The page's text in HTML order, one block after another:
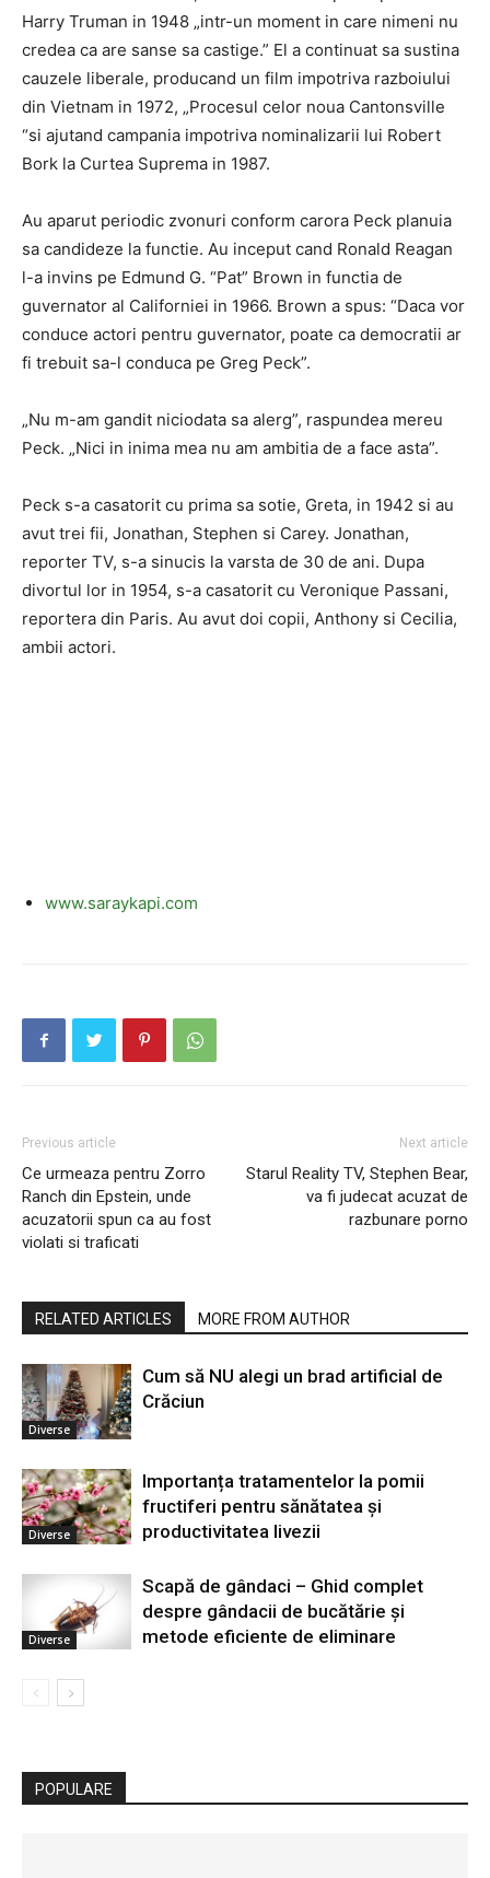
Harry Truman in 1948 „intr-un moment in care nimeni nu
credea ca are sanse sa castige.” El a continuat sa sustina
cauzele liberale, producand un film impotriva razboiului
din Vietnam in 1972, „Procesul celor noua Cantonsville
“si ajutand campania impotriva nominalizarii lui Robert
Bork la Curtea Suprema in 1987.
Au aparut periodic zvonuri conform carora Peck planuia
sa candideze la functie. Au inceput cand Ronald Reagan
l-a invins pe Edmund G. “Pat” Brown in functia de
guvernator al Californiei in 1966. Brown a spus: “Daca vor
conduce actori pentru guvernator, poate ca democratii ar
fi trebuit sa-l conduca pe Greg Peck”.
„Nu m-am gandit niciodata sa alerg”, raspundea mereu
Peck. „Nici in inima mea nu am ambitia de a face asta”.
Peck s-a casatorit cu prima sa sotie, Greta, in 1942 si au
avut trei fii, Jonathan, Stephen si Carey. Jonathan,
reporter TV, s-a sinucis la varsta de 30 de ani. Dupa
divortul lor in 1954, s-a casatorit cu Veronique Passani,
reportera din Paris. Au avut doi copii, Anthony si Cecilia,
ambii actori.
www.saraykapi.com
Previous article
Ce urmeaza pentru Zorro
Ranch din Epstein, unde
acuzatorii spun ca au fost
violati si traficati
Next article
Starul Reality TV, Stephen Bear,
va fi judecat acuzat de
razbunare porno
RELATED ARTICLES MORE FROM AUTHOR
Diverse
Cum să NU alegi un brad artificial de
Crăciun
Diverse
Importanța tratamentelor la pomii
fructiferi pentru sănătatea și
productivitatea livezii
Diverse
Scapă de gândaci – Ghid complet
despre gândacii de bucătărie și
metode eficiente de eliminare
POPULARE